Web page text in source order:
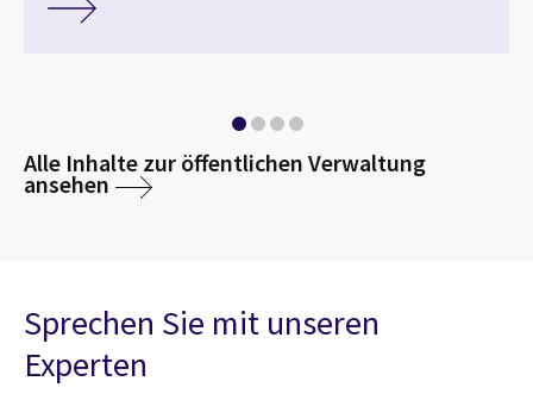
Alle Inhalte zur öffentlichen Verwaltung
ansehen
Sprechen Sie mit unseren
Experten